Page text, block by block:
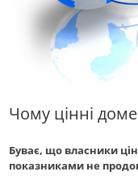
Чому цінні
Буває, що власники
показниками не